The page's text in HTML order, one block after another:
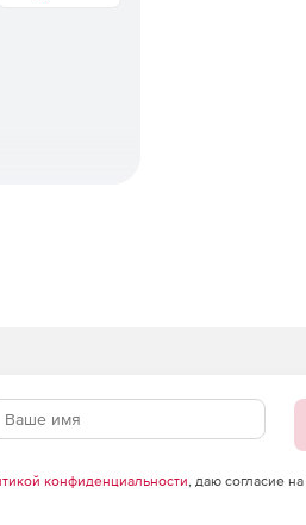
конфиденциальности, даю согласие на